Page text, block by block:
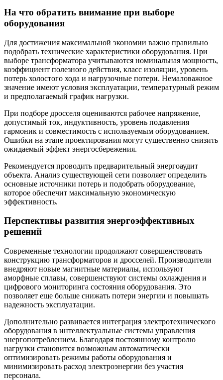
На что обратить внимание при выборе
оборудования
Для достижения максимальной экономии важно правильно
подобрать технические характеристики оборудования. При
выборе трансформатора учитываются номинальная мощность,
коэффициент полезного действия, класс изоляции, уровень
потерь холостого хода и нагрузочные потери. Немаловажное
значение имеют условия эксплуатации, температурный режим
и предполагаемый график нагрузки.
При подборе дросселя оцениваются рабочее напряжение,
допустимый ток, индуктивность, уровень подавления
гармоник и совместимость с используемым оборудованием.
Ошибки на этапе проектирования могут существенно снизить
ожидаемый эффект энергосбережения.
Рекомендуется проводить предварительный энергоаудит
объекта. Анализ существующей сети позволяет определить
основные источники потерь и подобрать оборудование,
которое обеспечит максимальную экономическую
эффективность.
Перспективы развития энергоэффективных
решений
Современные технологии продолжают совершенствовать
конструкцию трансформаторов и дросселей. Производители
внедряют новые магнитные материалы, используют
аморфные сплавы, совершенствуют системы охлаждения и
цифрового мониторинга состояния оборудования. Это
позволяет еще больше снижать потери энергии и повышать
надежность эксплуатации.
Дополнительно развивается интеграция электротехнического
оборудования в интеллектуальные системы управления
энергопотреблением. Благодаря постоянному контролю
нагрузки становится возможным автоматически
оптимизировать режимы работы оборудования и
минимизировать расход электроэнергии без участия
персонала.